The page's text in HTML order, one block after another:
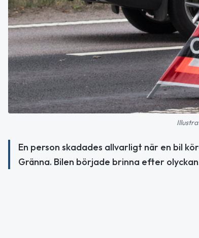
En person skadades allvarligt när en bil
Gränna. Bilen började brinna efter